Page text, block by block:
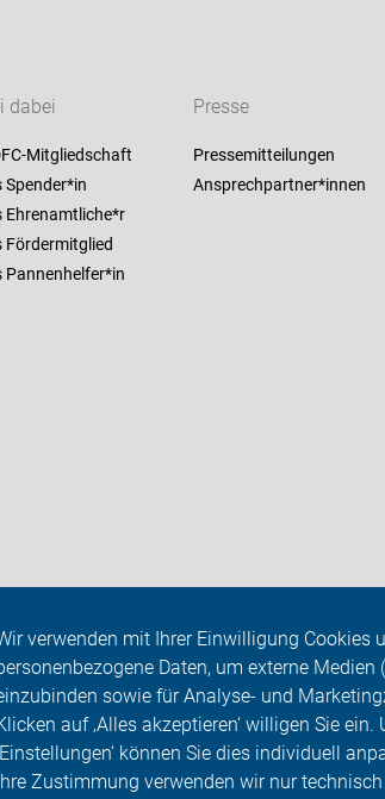
verwenden mit Ihrer Einwilligung Cookies
Daten, um externe Medien
sowie für Analyse- und
auf ‚Alles akzeptieren‘ willigen Sie ein.
können Sie dies individuell
Zustimmung verwenden wir nur
dabei
Mitgliedschaft
Spender*in
Ehrenamtliche*r
Fördermitglied
Pannenhelfer*in
Presse
Pressemitteilungen
Ansprechpartner*innen